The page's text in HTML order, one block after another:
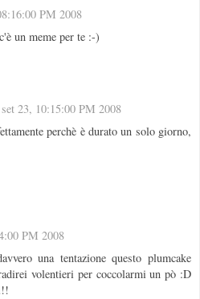
PM 2008
un meme per te :-)
23, 10:15:00 PM 2008
perchè è durato un solo giorno,
PM 2008
una tentazione questo plumcake
volentieri per coccolarmi un pò :D